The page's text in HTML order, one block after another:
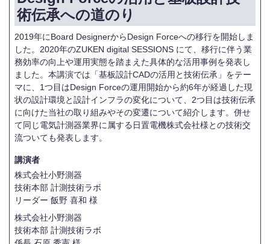
術伝承への道のり
2019年にBoard DesignerからDesign Forceへの移行を開始しま
した。2020年のZUKEN digital SESSIONS にて、移行に伴う業
務効率の向上や運用実態を踏まえた具体的な活用事例を発表し
ました。本講演では「基板設計CADの活用と技術伝承」をテー
マに、1つ目はDesign Forceの運用開始から約6年が経過した現
状の設計環境と設計インフラの変化について、2つ目は技術伝承
に向けた当社の取り組みやその変遷について紹介します。併せ
て同じ電気計測器業界に属する日置電機株式会社様との技術交
流ついても発表します。
講演者
株式会社小野測器
技術本部 計測技術ラボ
リーダー 飯野 喜和 様
株式会社小野測器
技術本部 計測技術ラボ